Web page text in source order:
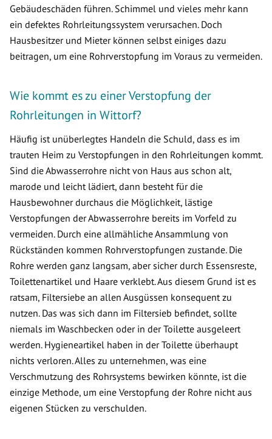
Gebäudeschäden führen. Schimmel und vieles mehr kann
ein defektes Rohrleitungssystem verursachen. Doch
Hausbesitzer und Mieter können selbst einiges dazu
beitragen, um eine Rohrverstopfung im Voraus zu vermeiden.
Wie kommt es zu einer Verstopfung der
Rohrleitungen in Wittorf?
Häufig ist unüberlegtes Handeln die Schuld, dass es im
trauten Heim zu Verstopfungen in den Rohrleitungen kommt.
Sind die Abwasserrohre nicht von Haus aus schon alt,
marode und leicht lädiert, dann besteht für die
Hausbewohner durchaus die Möglichkeit, lästige
Verstopfungen der Abwasserrohre bereits im Vorfeld zu
vermeiden. Durch eine allmähliche Ansammlung von
Rückständen kommen Rohrverstopfungen zustande. Die
Rohre werden ganz langsam, aber sicher durch Essensreste,
Toilettenartikel und Haare verklebt. Aus diesem Grund ist es
ratsam, Filtersiebe an allen Ausgüssen konsequent zu
nutzen. Das was sich dann im Filtersieb befindet, sollte
niemals im Waschbecken oder in der Toilette ausgeleert
werden. Hygieneartikel haben in der Toilette überhaupt
nichts verloren. Alles zu unternehmen, was eine
Verschmutzung des Rohrsystems bewirken könnte, ist die
einzige Methode, um eine Verstopfung der Rohre nicht aus
eigenen Stücken zu verschulden.